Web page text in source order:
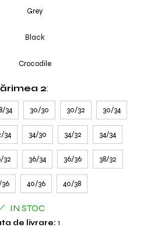
Grey
Black
Crocodile
2:
34 30/30 30/32 30/34
34 34/30 34/32 34/34
32 36/34 36/36 38/32
36 40/36 40/38
IN STOC
de livrare: 1